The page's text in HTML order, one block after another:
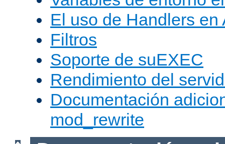
El uso de Handlers en
Filtros
Soporte de suEXEC
Rendimiento del
Documentación
mod_rewrite